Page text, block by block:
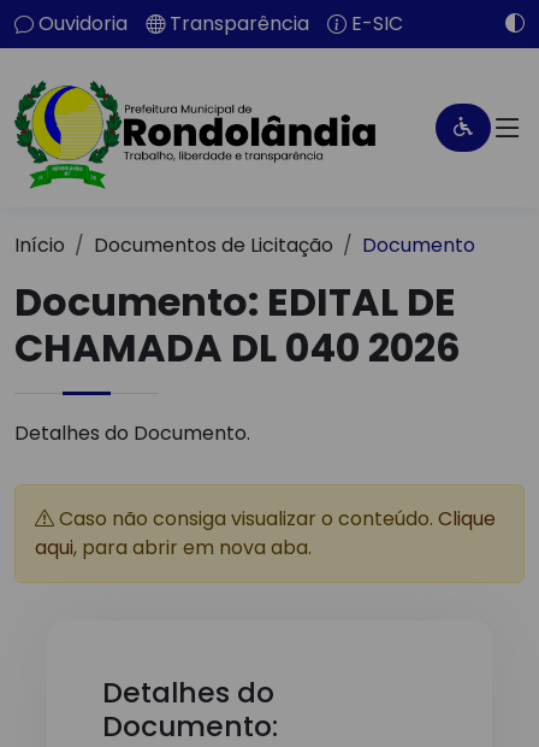
Ouvidoria Transparência E-SIC
Início Documentos de Licitação Documento
Documento: EDITAL DE
CHAMADA DL 040 2026
Detalhes do Documento.
Caso não consiga visualizar o conteúdo. Clique
aqui, para abrir em nova aba.
Detalhes do
Documento: